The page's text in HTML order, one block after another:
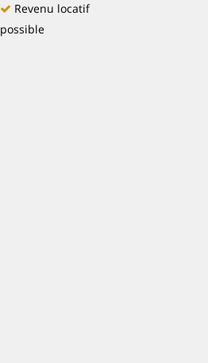
Revenu locatif
possible